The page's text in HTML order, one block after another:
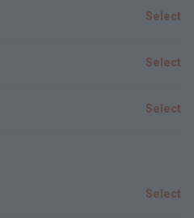
Select
Select
Select
Select